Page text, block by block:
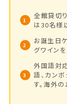
全館貸切
は30名様
お誕生日
グワイン
外国語対
語、カン
す。海外